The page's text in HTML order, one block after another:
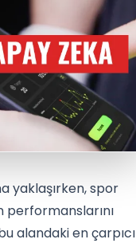
yaklaşırken, spor
performanslarını
alandaki en çarpıcı